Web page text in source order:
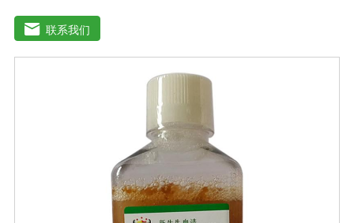
的培养。质量标准：符合《中华人民共和国兽药典》2020
版质量标准。规格：100ml/瓶、250ml/瓶、500ml/瓶保
存：-15℃―-20℃有效期：5年注意事项：1、解冻：采用
逐步解冻法（ -20℃→2-8℃→ 室温），可减少沉淀的产生
使血清质量不会受到影响。
联系我们